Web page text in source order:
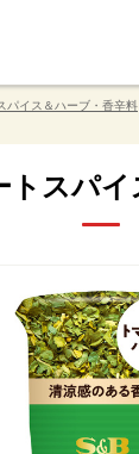
パイス＆ハーブ・香辛料
トスパ